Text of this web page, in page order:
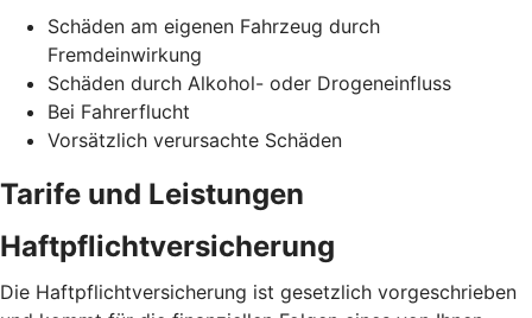
Schäden am eigenen Fahrzeug durch
Fremdeinwirkung
Schäden durch Alkohol- oder Drogeneinfluss
Bei Fahrerflucht
Vorsätzlich verursachte Schäden
Tarife und Leistungen
Haftpflichtversicherung
Die Haftpflichtversicherung ist gesetzlich vorgeschrieben